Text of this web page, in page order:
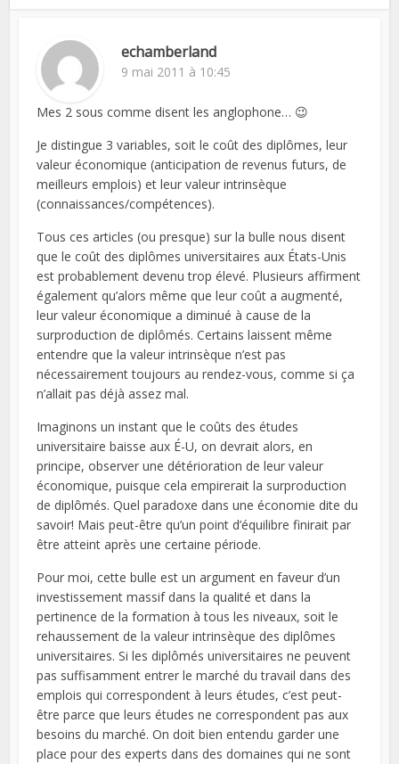
echamberland
9 mai 2011 à 10:45
Mes 2 sous comme disent les anglophone… 😉
Je distingue 3 variables, soit le coût des diplômes, leur
valeur économique (anticipation de revenus futurs, de
meilleurs emplois) et leur valeur intrinsèque
(connaissances/compétences).
Tous ces articles (ou presque) sur la bulle nous disent
que le coût des diplômes universitaires aux États-Unis
est probablement devenu trop élevé. Plusieurs affirment
également qu’alors même que leur coût a augmenté,
leur valeur économique a diminué à cause de la
surproduction de diplômés. Certains laissent même
entendre que la valeur intrinsèque n’est pas
nécessairement toujours au rendez-vous, comme si ça
n’allait pas déjà assez mal.
Imaginons un instant que le coûts des études
universitaire baisse aux É-U, on devrait alors, en
principe, observer une détérioration de leur valeur
économique, puisque cela empirerait la surproduction
de diplômés. Quel paradoxe dans une économie dite du
savoir! Mais peut-être qu’un point d’équilibre finirait par
être atteint après une certaine période.
Pour moi, cette bulle est un argument en faveur d’un
investissement massif dans la qualité et dans la
pertinence de la formation à tous les niveaux, soit le
rehaussement de la valeur intrinsèque des diplômes
universitaires. Si les diplômés universitaires ne peuvent
pas suffisamment entrer le marché du travail dans des
emplois qui correspondent à leurs études, c’est peut-
être parce que leurs études ne correspondent pas aux
besoins du marché. On doit bien entendu garder une
place pour des experts dans des domaines qui ne sont